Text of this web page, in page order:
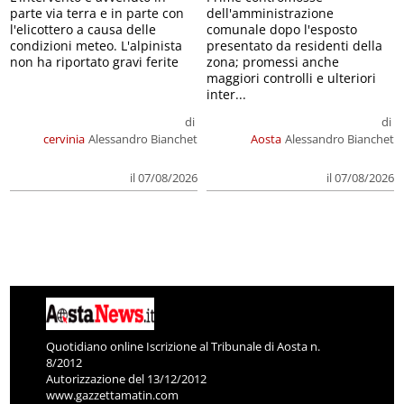
cervinia
di
Alessandro Bianchet
il 07/08/2026
parte via terra e in parte con
l'elicottero a causa delle
condizioni meteo. L'alpinista
non ha riportato gravi ferite
Aosta
di
Alessandro Bianchet
il 07/08/2026
dell'amministrazione
comunale dopo l'esposto
presentato da residenti della
zona; promessi anche
maggiori controlli e ulteriori
inter...
Quotidiano online Iscrizione al Tribunale di Aosta n.
8/2012
Autorizzazione del 13/12/2012
www.gazzettamatin.com